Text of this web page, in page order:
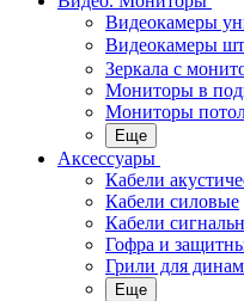
Видеокамеры
Видеокамеры
Зеркала с
Мониторы в
Мониторы
Еще
Аксессуары
Кабели
Кабели силовые
Кабели
Гофра и
Грили для
Еще